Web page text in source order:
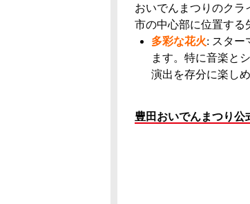
おいでんまつりのクラ
市の中心部に位置する
多彩な花火: スター
ます。特に音楽と
演出を存分に楽しめ
豊田おいでんまつり公